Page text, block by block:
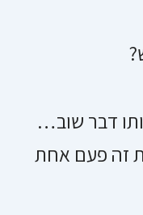
דבר שוב…
זה פעם אחת